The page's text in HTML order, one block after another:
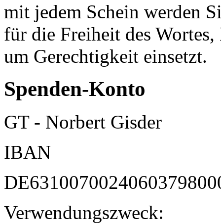
mit jedem Schein werden
für die Freiheit des
um Gerechtigkeit einsetzt.
Spenden-Konto
GT - Norbert Gisder
IBAN
Verwendungszweck: